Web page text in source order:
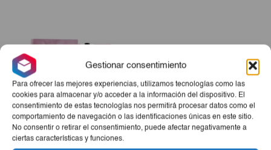
Gestionar consentimiento
Para ofrecer las mejores experiencias, utilizamos tecnologías como las
cookies para almacenar y/o acceder a la información del dispositivo. El
consentimiento de estas tecnologías nos permitirá procesar datos como el
comportamiento de navegación o las identificaciones únicas en este sitio.
No consentir o retirar el consentimiento, puede afectar negativamente a
ciertas características y funciones.
Estuche Aire De Sevilla
Paradise (Perfume + Gel +